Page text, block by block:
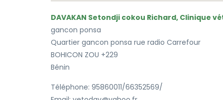
DAVAKAN Setondji cokou Richard, Clinique
gancon ponsa
Quartier gancon ponsa rue radio Carrefour
BOHICON ZOU +229
Bénin
Téléphone: 95860011/66352569/